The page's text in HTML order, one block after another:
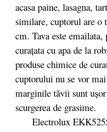
acasa paine, lasagna,
similare, cuptorul are o
cm. Tava este
curațata cu apa de la
produse chimice de
cuptorului nu se vor
marginile tăvii sunt
scurgerea de grasime.
Electrolux